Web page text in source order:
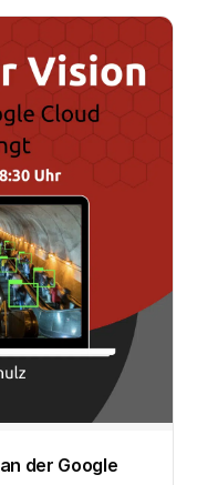
der Google